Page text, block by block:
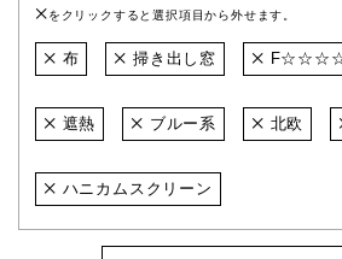
をクリックすると選択項目から外せます。
布 掃き出し窓
遮熱 ブルー系 北欧
ハニカムスクリーン